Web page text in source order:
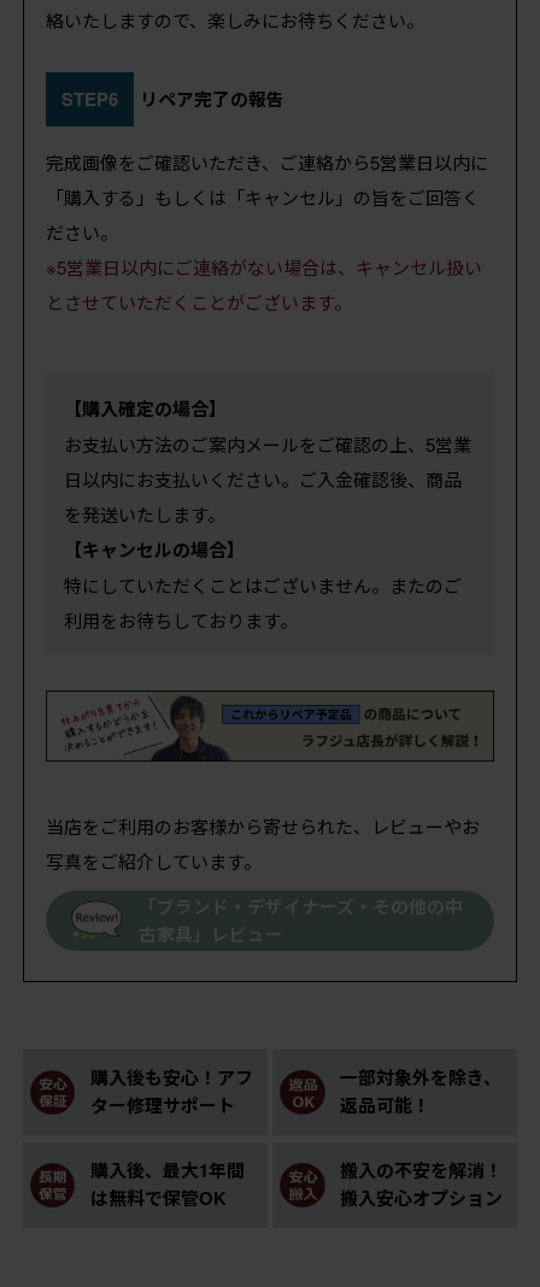
絡いたしますので、楽しみにお待ちください。
STEP6 リペア完了の報告
完成画像をご確認いただき、ご連絡から5営業日以内に
「購入する」もしくは「キャンセル」の旨をご回答く
ださい。
※5営業日以内にご連絡がない場合は、キャンセル扱い
とさせていただくことがございます。
【購入確定の場合】
お支払い方法のご案内メールをご確認の上、5営業
日以内にお支払いください。ご入金確認後、商品
を発送いたします。
【キャンセルの場合】
特にしていただくことはございません。またのご
利用をお待ちしております。
当店をご利用のお客様から寄せられた、レビューやお
写真をご紹介しています。
「ブランド・デザイナーズ・その他の中
古家具」レビュー
購入後も安心！アフ
ター修理サポート
一部対象外を除き、
返品可能！
購入後、最大1年間
は無料で保管OK
搬入の不安を解消！
搬入安心オプション